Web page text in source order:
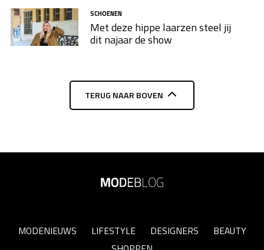
SCHOENEN
Met deze hippe laarzen steel jij
dit najaar de show
TERUG NAAR BOVEN
MODENIEUWS LIFESTYLE DESIGNERS
BEAUTY